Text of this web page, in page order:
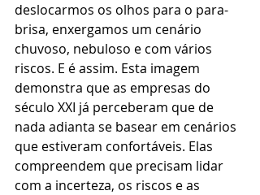
deslocarmos os olhos para o para-
brisa, enxergamos um cenário
chuvoso, nebuloso e com vários
riscos. E é assim. Esta imagem
demonstra que as empresas do
século XXI já perceberam que de
nada adianta se basear em cenários
que estiveram confortáveis. Elas
compreendem que precisam lidar
com a incerteza, os riscos e as